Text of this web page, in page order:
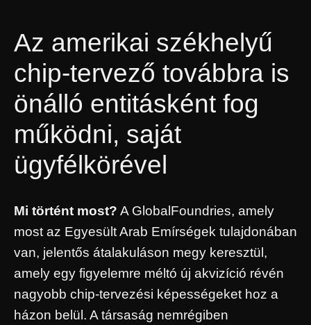
Az amerikai székhelyű
chip-tervező továbbra is
önálló entitásként fog
működni, saját
ügyfélkörével
Mi történt most? A GlobalFoundries, amely
most az Egyesült Arab Emírségek tulajdonában
van, jelentős átalakuláson megy keresztül,
amely egy figyelemre méltó új akvizíció révén
nagyobb chip-tervezési képességeket hoz a
házon belül. A társaság nemrégiben